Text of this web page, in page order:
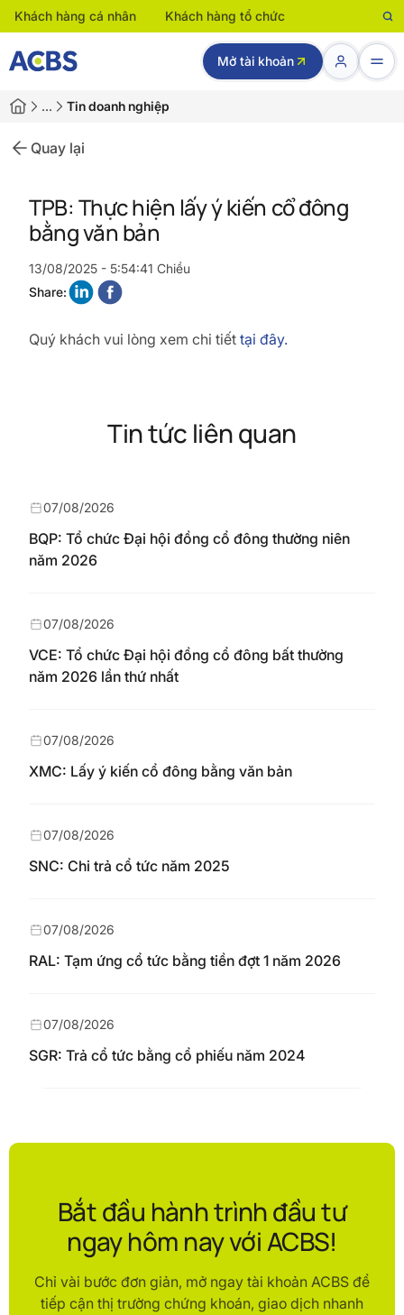
Khách hàng cá nhân Khách hàng tổ chức
Mở tài khoản
… Tin doanh nghiệp
Quay lại
TPB: Thực hiện lấy ý kiến cổ đông
bằng văn bản
13/08/2025 - 5:54:41 Chiều
Share:
Quý khách vui lòng xem chi tiết tại đây.
Tin tức liên quan
BQP: Tổ chức Đại hội đồng cổ đông thường niên
năm 2026
07/08/2026
VCE: Tổ chức Đại hội đồng cổ đông bất thường
năm 2026 lần thứ nhất
07/08/2026
XMC: Lấy ý kiến cổ đông bằng văn bản
07/08/2026
SNC: Chi trả cổ tức năm 2025
07/08/2026
RAL: Tạm ứng cổ tức bằng tiền đợt 1 năm 2026
07/08/2026
SGR: Trả cổ tức bằng cổ phiếu năm 2024
07/08/2026
Bắt đầu hành trình đầu tư
ngay hôm nay với ACBS!
Chỉ vài bước đơn giản, mở ngay tài khoản ACBS để
tiếp cận thị trường chứng khoán, giao dịch nhanh